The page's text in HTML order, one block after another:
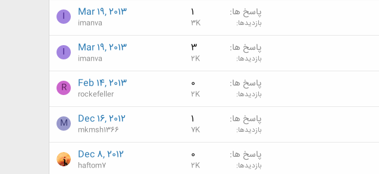
پاسخ ها 1
بازدیدها 3K
Mar 19, 2013
imanva
I
پاسخ ها 3
بازدیدها 2K
Mar 19, 2013
imanva
I
پاسخ ها 0
بازدیدها 2K
Feb 14, 2013
rockefeller
R
پاسخ ها 1
بازدیدها 7K
Dec 16, 2012
mkmsh1366
M
پاسخ ها 0
بازدیدها 2K
Dec 8, 2012
haftom7